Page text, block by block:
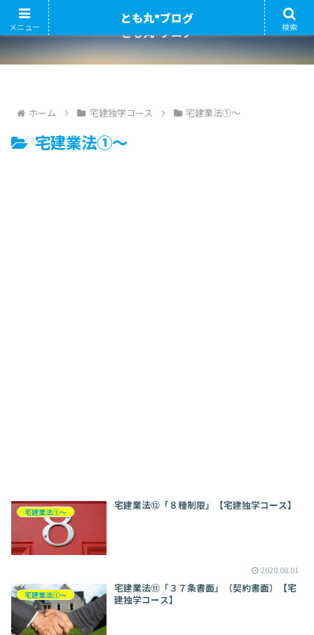
とも丸*ブログ
ホーム 宅建独学コース 宅建業法①～
宅建業法①～
宅建業法①～
宅建業法⑫「８種制限」【宅建独学コース】
2020.08.01
宅建業法①～
宅建業法⑪「３７条書面」（契約書面）【宅
建独学コース】
メニュー
とも丸*ブログ
検索